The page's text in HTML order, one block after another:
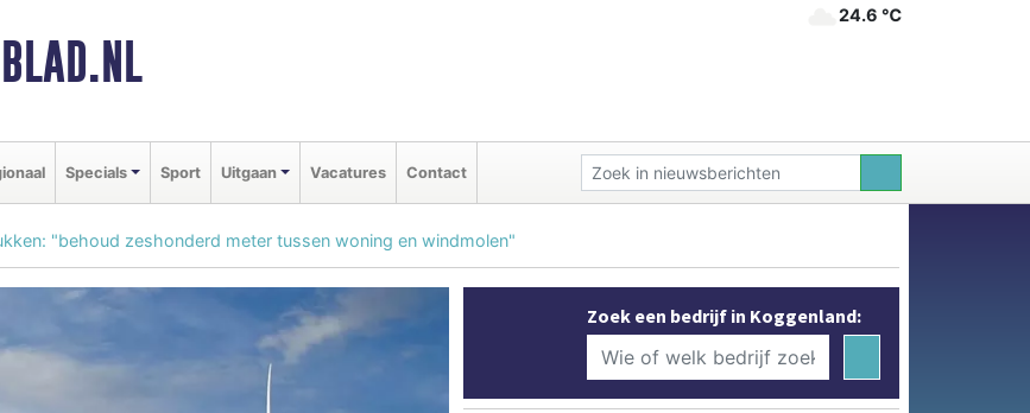
24.6 ℃
Specials Sport Uitgaan Vacatures Contact
"behoud zeshonderd meter tussen woning en windmolen"
Zoek een bedrijf in Koggenland: